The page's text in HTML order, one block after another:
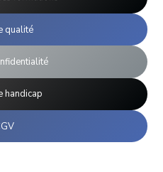
qualité
handicap